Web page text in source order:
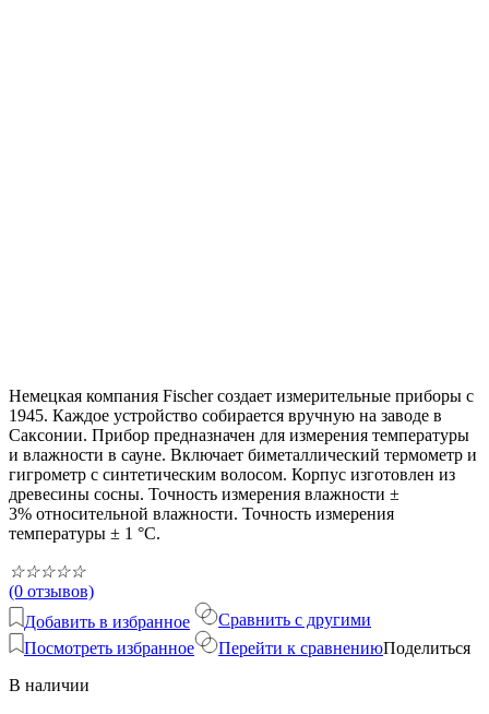
Немецкая компания Fischer создает измерительные приборы с
1945. Каждое устройство собирается вручную на заводе в
Саксонии. Прибор предназначен для измерения температуры
и влажности в сауне. Включает биметаллический термометр и
гигрометр с синтетическим волосом. Корпус изготовлен из
древесины сосны. Точность измерения влажности ±
3% относительной влажности. Точность измерения
температуры ± 1 °С.
☆☆☆☆☆
(0 отзывов)
Добавить в избранное
Посмотреть избранное
Сравнить с другими
Перейти к сравнениюПоделиться
В наличии